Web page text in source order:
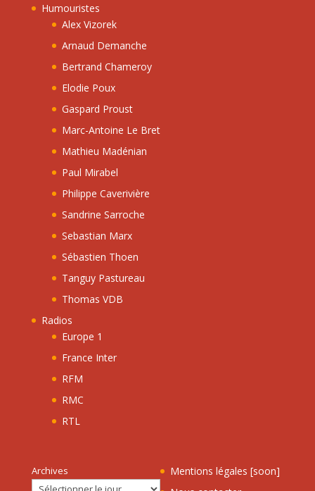
Humouristes
Alex Vizorek
Arnaud Demanche
Bertrand Chameroy
Elodie Poux
Gaspard Proust
Marc-Antoine Le Bret
Mathieu Madénian
Paul Mirabel
Philippe Caverivière
Sandrine Sarroche
Sebastian Marx
Sébastien Thoen
Tanguy Pastureau
Thomas VDB
Radios
Europe 1
France Inter
RFM
RMC
RTL
Archives
Mentions légales [soon]